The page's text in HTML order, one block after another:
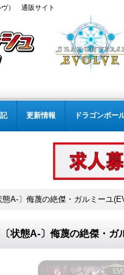
ヴ） 通販サイト
更新情報 ドラゴンボー
態A-〕侮蔑の絶傑・ガルミーユ
〔状態A-〕侮蔑の絶傑・